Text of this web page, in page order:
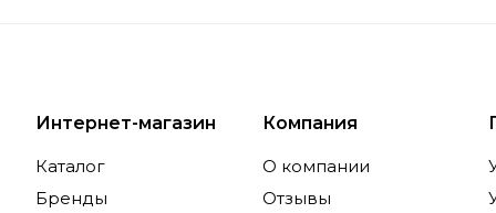
Интернет-магазин
Каталог
Бренды
Компания
О компании
Отзывы